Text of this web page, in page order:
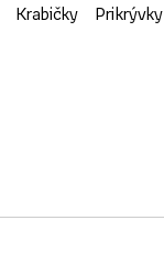
Krabičky Prikrývky